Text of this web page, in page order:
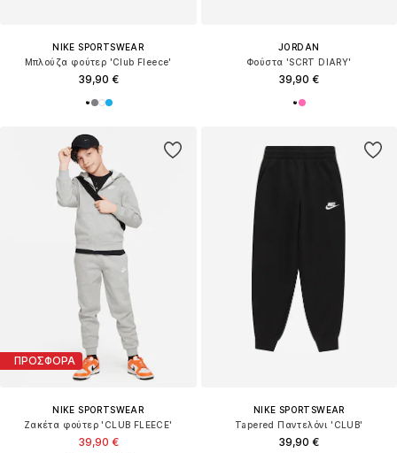
NIKE SPORTSWEAR
Μπλούζα φούτερ 'Club Fleece'
39,90 €
JORDAN
Φούστα 'SCRT DIARY'
39,90 €
ΠΡΟΣΦΟΡΑ
NIKE SPORTSWEAR
Ζακέτα φούτερ 'CLUB FLEECE'
39,90 €
NIKE SPORTSWEAR
Tapered Παντελόνι 'CLUB'
39,90 €